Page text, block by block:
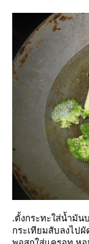
.ตั้งกระทะใส่น้ำมัน
กระเทียมสับลงไป